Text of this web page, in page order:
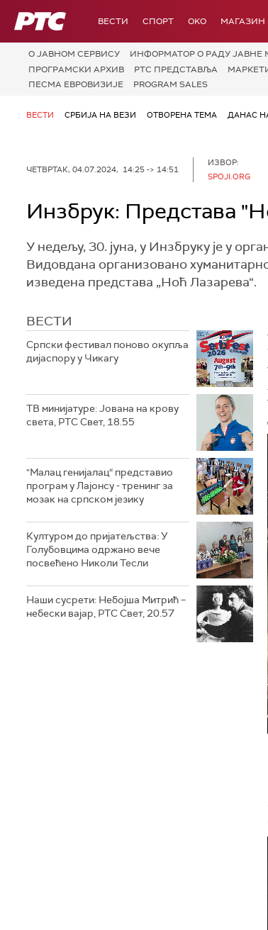
РТС ВЕСТИ СПОРТ OKO МАГАЗИН
О JАВНОМ СЕРВИСУ ИНФОРМАТОР О РАДУ ЈАВНЕ
ПРОГРАМСКИ АРХИВ
РТС ПРЕДСТАВЉА
ПЕСМА ЕВРОВИЗИЈЕ
PROGRAM SALES
ВЕСТИ СРБИЈА НА ВЕЗИ ОТВОРЕНА ТЕМА ДАНАС
ЧЕТВРТАК, 04.07.2024, 14:25 -> 14:51
ИЗВОР:
SPOJI.ORG
Инзбрук: Представа
У недељу, 30. јуна, у Инзбруку је у
Видовдана организовано
изведена представа „Ноћ Лазарева“.
ВЕСТИ
Српски фестивал поново окупља
дијаспору у Чикагу
ТВ минијатуре: Јована на крову
света, РТС Свет, 18.55
"Малац генијалац“ представио
програм у Лајонсу - тренинг за
мозак на српском језику
Културом до пријатељства: У
Голубовцима одржано вече
посвећено Николи Тесли
Наши сусрети: Небојша Митрић –
небески вајар, РТС Свет, 20.57